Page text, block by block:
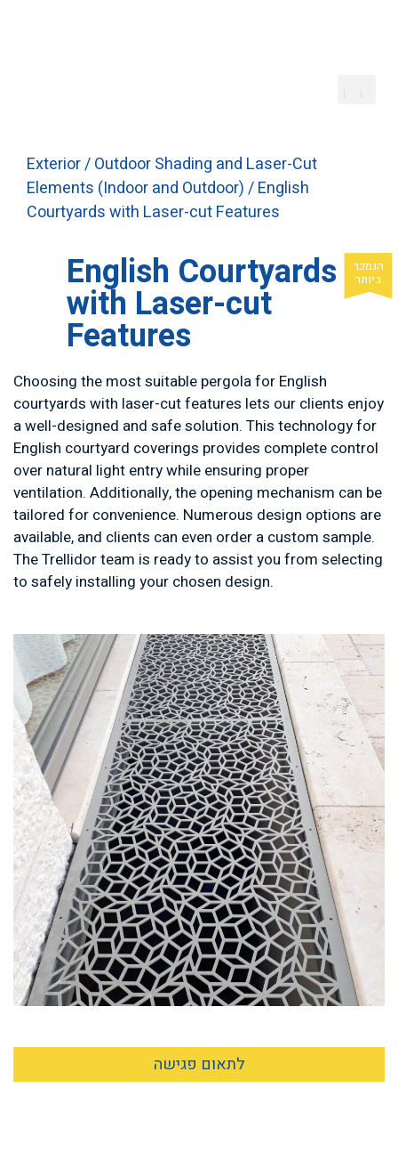
Exterior/Outdoor Shading and Laser-Cut
Elements (Indoor and Outdoor)/ English
Courtyards with Laser-cut Features
English Courtyards
with Laser-cut
Features
Choosing the most suitable pergola for English
courtyards with laser-cut features lets our clients enjoy
a well-designed and safe solution. This technology for
English courtyard coverings provides complete control
over natural light entry while ensuring proper
ventilation. Additionally, the opening mechanism can be
tailored for convenience. Numerous design options are
available, and clients can even order a custom sample.
The Trellidor team is ready to assist you from selecting
to safely installing your chosen design.
לתאום פגישה